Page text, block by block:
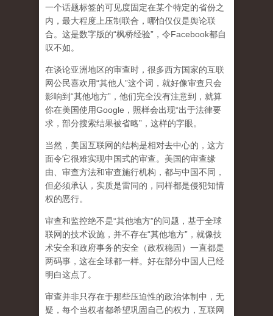
一个话题标签的可见度固定在某个特定的省份之
内，最大程度上压制联合 ，哪怕仅仅是舆论联
合。这是数字版的“枫桥经验”，令Facebook都自
叹不如。
在谈论亚洲地区的审查时，很多西方国家的互联
网公民喜欢用“其他人”这个词，就好像审查只会
影响到“其他地方”，他们完全没有注意到， 就算
你在美国使用Google，照样会出现“出于法律要
求，部分搜索结果被省略”，这样的字眼。
当然，美国互联网的结构是相对去中心的，这方
面令它很难实现中国式的审查。美国的审查缘
由、审查方法和审查施行机构，都与中国不同，
但必须承认， 实质是雷同的，同样都是侵犯知情
权的恶行。
审查和监控绝不是“其他地方”的问题，基于全球
联网的技术设施，并不存在“其他地方”，就像技
术安全和政府事务的安全（政权稳固）一直都是
两码事，这在全球都一样。好在部分中国人已经
明白这点了。
审查并非只存在于那些压迫性的政治体制中，无
疑，每个当权者都希望巩固自己的权力，互联网